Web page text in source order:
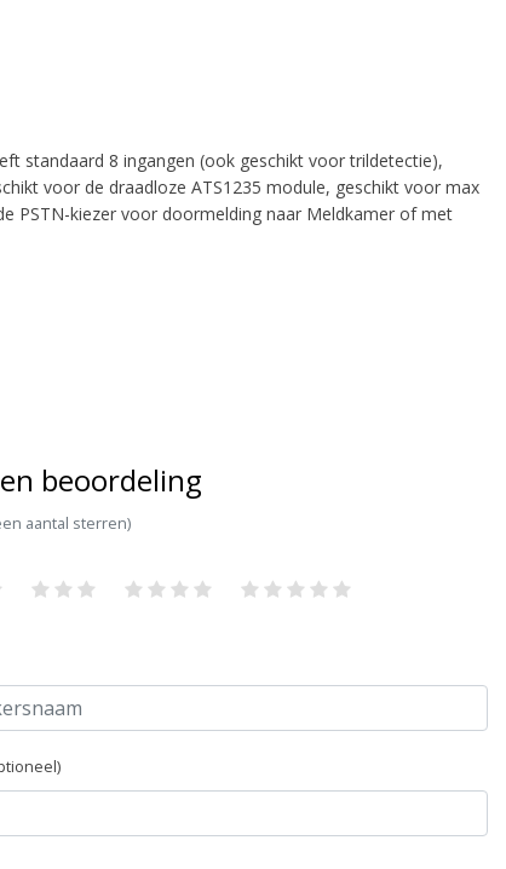
standaard 8 ingangen (ook geschikt voor trildetectie),
voor de draadloze ATS1235 module, geschikt voor max
PSTN-kiezer voor doormelding naar Meldkamer of met
beoordeling
aantal sterren)